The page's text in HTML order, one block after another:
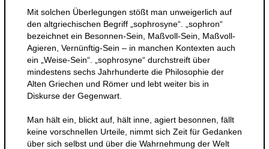
Mit solchen Überlegungen stößt man unweigerlich auf
den altgriechischen Begriff „sophrosyne“. „sophron“
bezeichnet ein Besonnen-Sein, Maßvoll-Sein, Maßvoll-
Agieren, Vernünftig-Sein – in manchen Kontexten auch
ein „Weise-Sein“. „sophrosyne“ durchstreift über
mindestens sechs Jahrhunderte die Philosophie der
Alten Griechen und Römer und lebt weiter bis in
Diskurse der Gegenwart.
Man hält ein, blickt auf, hält inne, agiert besonnen, fällt
keine vorschnellen Urteile, nimmt sich Zeit für Gedanken
über sich selbst und über die Wahrnehmung der Welt